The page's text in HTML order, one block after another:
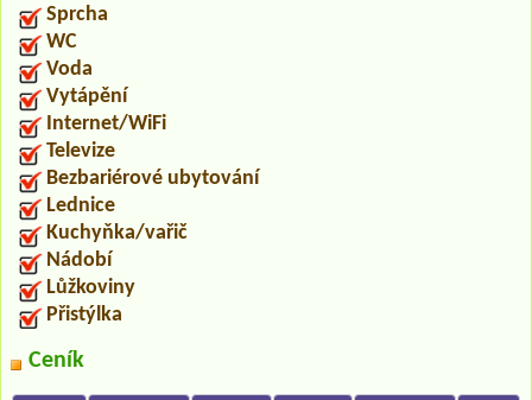
Sprcha
WC
Voda
Vytápění
Internet/WiFi
Televize
Bezbariérové ubytování
Lednice
Kuchyňka/vařič
Nádobí
Lůžkoviny
Přistýlka
Ceník